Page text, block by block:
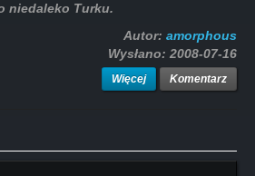
niedaleko Turku.
Autor: amorphous
Wysłano: 2008-07-16
Więcej Komentarz